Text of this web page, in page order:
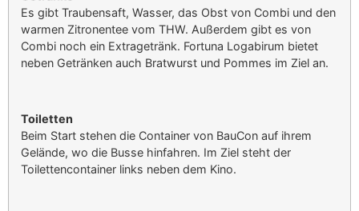
Es gibt Traubensaft, Wasser, das Obst von Combi und den
warmen Zitronentee vom THW. Außerdem gibt es von
Combi noch ein Extragetränk. Fortuna Logabirum bietet
neben Getränken auch Bratwurst und Pommes im Ziel an.
Toiletten
Beim Start stehen die Container von BauCon auf ihrem
Gelände, wo die Busse hinfahren. Im Ziel steht der
Toilettencontainer links neben dem Kino.